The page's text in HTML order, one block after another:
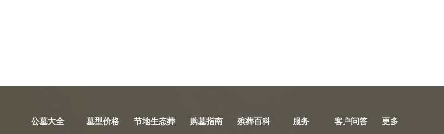
公墓大全 墓型价格 节地生态葬 购墓指南 殡葬百科 服务 客户问答 更多